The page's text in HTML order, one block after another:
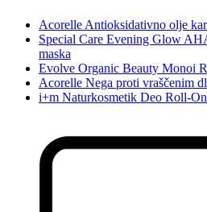
Acorelle Antioksidativno olje
Special Care Evening Glow
maska
Evolve Organic Beauty Monoi
Acorelle Nega proti vraščenim
i+m Naturkosmetik Deo Roll-